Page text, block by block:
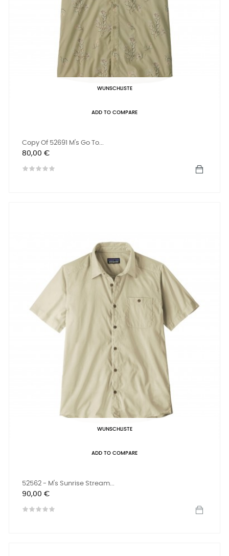
WUNSCHLISTE
ADD TO COMPARE
Copy Of 52691 M's Go To...
Preis
80,00 €
WUNSCHLISTE
ADD TO COMPARE
52562 - M's Sunrise Stream...
Preis
90,00 €